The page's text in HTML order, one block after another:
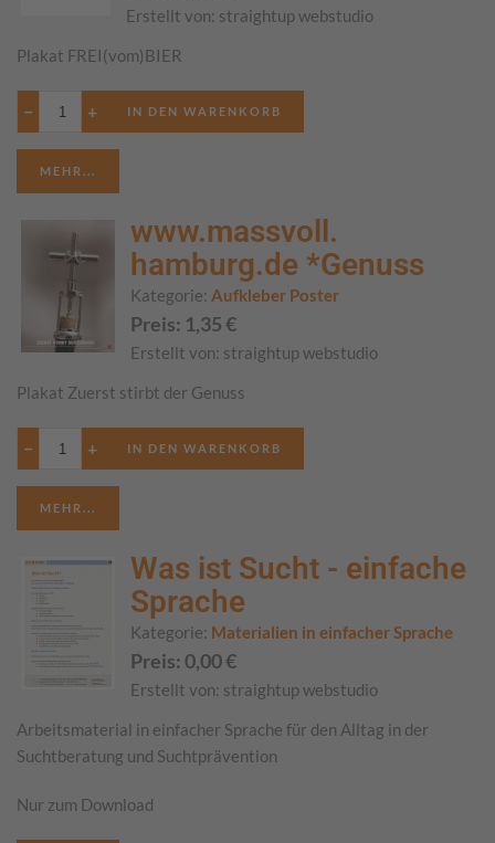
Erstellt von: straightup webstudio
Plakat FREI(vom)BIER
− +
MEHR...
www.massvoll.
hamburg.de *Genuss
Kategorie: Aufkleber Poster
Preis: 1,35€
Erstellt von: straightup webstudio
Plakat Zuerst stirbt der Genuss
− +
MEHR...
Was ist Sucht - einfache
Sprache
Kategorie: Materialien in einfacher Sprache
Preis: 0,00€
Erstellt von: straightup webstudio
Arbeitsmaterial in einfacher Sprache für den Alltag in der
Suchtberatung und Suchtprävention
Nur zum Download